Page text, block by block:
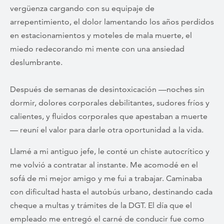
vergüenza cargando con su equipaje de
arrepentimiento, el dolor lamentando los años perdidos
en estacionamientos y moteles de mala muerte, el
miedo redecorando mi mente con una ansiedad
deslumbrante.
Después de semanas de desintoxicación —noches sin
dormir, dolores corporales debilitantes, sudores fríos y
calientes, y fluidos corporales que apestaban a muerte
— reuní el valor para darle otra oportunidad a la vida.
Llamé a mi antiguo jefe, le conté un chiste autocrítico y
me volvió a contratar al instante. Me acomodé en el
sofá de mi mejor amigo y me fui a trabajar. Caminaba
con dificultad hasta el autobús urbano, destinando cada
cheque a multas y trámites de la DGT. El día que el
empleado me entregó el carné de conducir fue como